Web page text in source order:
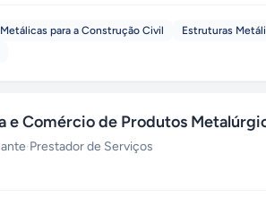
para a Construção Civil
Estruturas
e Comércio de Produtos
·Prestador de Serviços